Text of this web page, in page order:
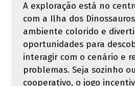
A exploração está no
com a Ilha dos
ambiente colorido e
oportunidades para
interagir com o cenário e
problemas. Seja sozinho
cooperativo, o jogo